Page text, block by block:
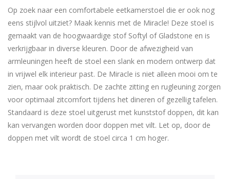
Op zoek naar een comfortabele eetkamerstoel die er ook nog
eens stijlvol uitziet? Maak kennis met de Miracle! Deze stoel is
gemaakt van de hoogwaardige stof Softyl of Gladstone en is
verkrijgbaar in diverse kleuren. Door de afwezigheid van
armleuningen heeft de stoel een slank en modern ontwerp dat
in vrijwel elk interieur past. De Miracle is niet alleen mooi om te
zien, maar ook praktisch. De zachte zitting en rugleuning zorgen
voor optimaal zitcomfort tijdens het dineren of gezellig tafelen.
Standaard is deze stoel uitgerust met kunststof doppen, dit kan
kan vervangen worden door doppen met vilt. Let op, door de
doppen met vilt wordt de stoel circa 1 cm hoger.